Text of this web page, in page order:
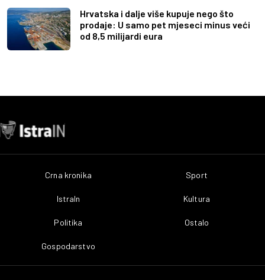
Hrvatska i dalje više kupuje nego što
prodaje: U samo pet mjeseci minus veći
od 8,5 milijardi eura
Crna kronika
IstraIn
Politika
Gospodarstvo
Sport
Kultura
Ostalo